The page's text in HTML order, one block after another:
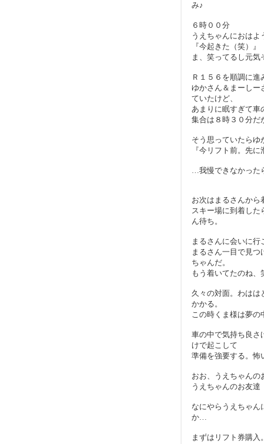
み♪
６時００分
うえちゃんにおは
『今起きた（笑）』
ま、笑ってるし元
Ｒ１５６を順調に
ゆかさん＆まーしー
ていたけど、
あまりに眠すぎて車
集合は８時３０分だ
そう思っていたらゆ
『今リフト前。先
…我慢できなかった
お次はまるさんから
スキー場に到着した
ん待ち。
まるさんに会いに行
まるさん一目で見
ちゃんだ。
もう着いてたのね、
久々の対面。わはは
かかる。
この時くま様は夢の
車の中で気持ち良
けで起こして
準備を強要する。怖
おお、うえちゃんの
うえちゃんのお友
なにやらうえちゃん
か…
まずはリフト券購入